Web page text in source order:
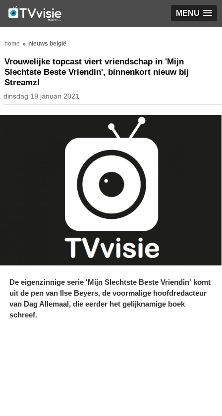
MENU
home nieuws belgië
Vrouwelijke topcast viert vriendschap in 'Mijn
Slechtste Beste Vriendin', binnenkort nieuw bij
Streamz!
dinsdag 19 januari 2021
De eigenzinnige serie 'Mijn Slechtste Beste Vriendin' komt
uit de pen van Ilse Beyers, de voormalige hoofdredacteur
van Dag Allemaal, die eerder het gelijknamige boek
schreef.